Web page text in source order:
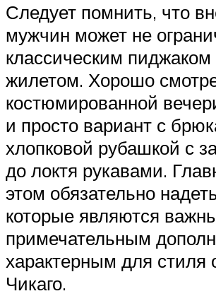
Следует помнить, что
мужчин может не
классическим
жилетом. Хорошо
костюмированной
и просто вариант с
хлопковой рубашкой с
до локтя рукавами.
этом обязательно
которые являются
примечательным
характерным для стиля
Чикаго.